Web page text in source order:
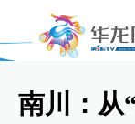
南川：从